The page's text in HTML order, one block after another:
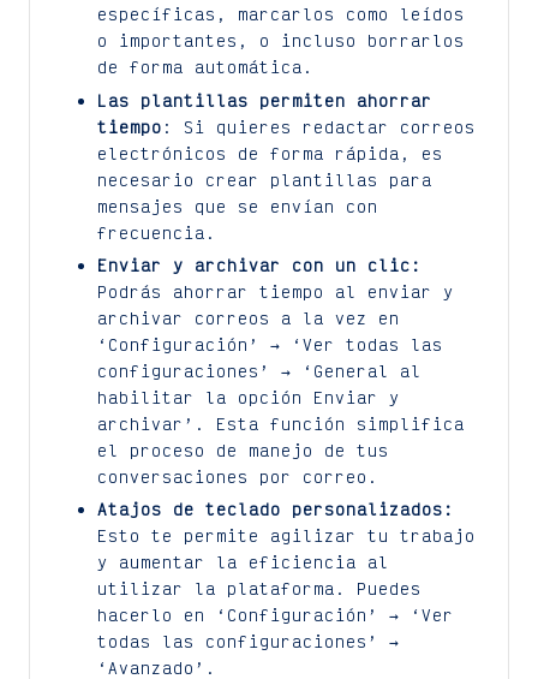
específicas, marcarlos como leídos
o importantes, o incluso borrarlos
de forma automática.
Las plantillas permiten ahorrar
tiempo : Si quieres redactar correos
electrónicos de forma rápida, es
necesario crear plantillas para
mensajes que se envían con
frecuencia.
Enviar y archivar con un clic:
Podrás ahorrar tiempo al enviar y
archivar correos a la vez en
‘Configuración’ → ‘Ver todas las
configuraciones’ → ‘General al
habilitar la opción Enviar y
archivar’. Esta función simplifica
el proceso de manejo de tus
conversaciones por correo.
Atajos de teclado personalizados:
Esto te permite agilizar tu trabajo
y aumentar la eficiencia al
utilizar la plataforma. Puedes
hacerlo en ‘Configuración’ → ‘Ver
todas las configuraciones’ →
‘Avanzado’.